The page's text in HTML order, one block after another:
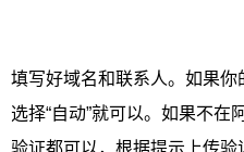
填写好域名和联系人。如果
选择“自动”就可以。如果不在